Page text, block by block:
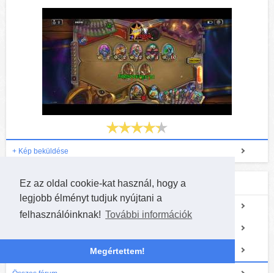
Ez az oldal cookie-kat használ, hogy a
legjobb élményt tudjuk nyújtani a
felhasználóinknak! További információk
Megértettem!
+ Kép beküldése
Legújabb fórumtémák
Escape from Violet Hold kártyacsomag nyitás
CATACLYSM kártyacsomag nyitás